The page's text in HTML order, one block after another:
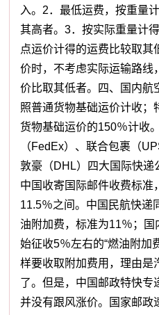
入。2．最低运费，按重量
其高者。3．按实际重量计
点运价计得的运费比较取
价时，不考虑实际运输路线
价比取其低者。四、国内航
照普通货物基础运价计收；
货物基础运价的150％计收
（FedEx）、联合包裹（
敦豪（DHL）四大国际快递
中国收寄国际邮件收费标准
11.5％之间。中国民航快递
油附加费，标准为11％；
始征收5％左右的“燃油附加
样要收取附加费用，理由是
了。但是，中国邮政特快专
并没有跟风涨价。国家邮政